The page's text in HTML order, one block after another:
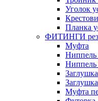
Уголок
Планка
ФИТИНГИ
Муфта
Ниппель
Ниппель
Муфта